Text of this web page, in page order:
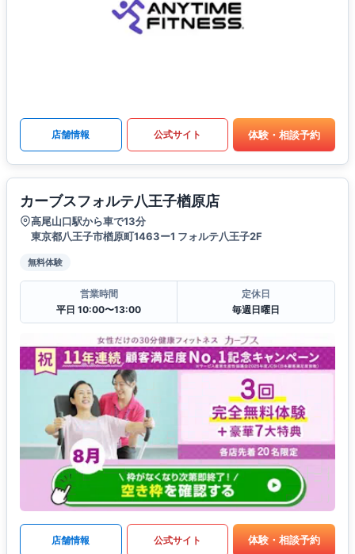
店舗情報 公式サイト 体験・相談予約
カーブスフォルテ八王子楢原店
高尾山口駅から車で13分
東京都八王子市楢原町1463ー1 フォルテ八王子2F
無料体験
営業時間
平日 10:00〜13:00
定休日
毎週日曜日
店舗情報 公式サイト 体験・相談予約